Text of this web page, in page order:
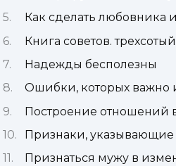
Как сделать любовника
Книга советов.
Надежды бесполезны
Ошибки, которых важно
Построение отношений
Признаки, указывающие
Признаться мужу в